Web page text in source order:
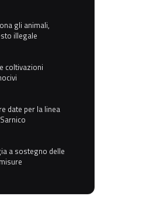
gli animali,
illegale
coltivazioni
date per la linea
a sostegno delle